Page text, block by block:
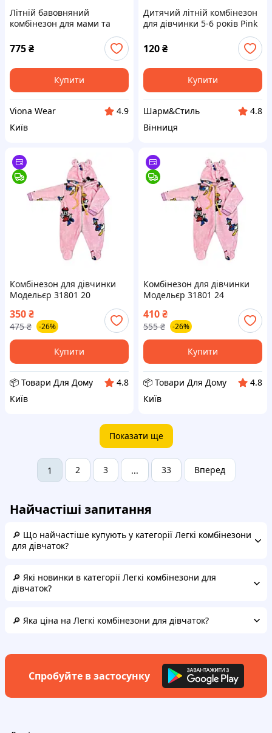
Літній бавовняний
комбінезон для мами та
775₴
Купити
Viona Wear
4.9
Київ
Дитячий літній комбінезон
для дівчинки 5-6 років Pink
120₴
Купити
Шарм&Стиль
4.8
Вінниця
Комбінезон для дівчинки
Модельєр 31801 20
Різнобарвний (18020) D12-
2026
350₴
475 ₴ -26%
Купити
📦 Товари Для Дому
4.8
Київ
Комбінезон для дівчинки
Модельєр 31801 24
Різнобарвний (18022) D12-
2026
410₴
555 ₴ -26%
Купити
📦 Товари Для Дому
4.8
Київ
Показати ще
1 2 3 ... 33 Вперед
Найчастіші запитання
🔎 Що найчастіше купують у категорії Легкі комбінезони
для дівчаток?
🔎 Які новинки в категорії Легкі комбінезони для
дівчаток?
🔎 Яка ціна на Легкі комбінезони для дівчаток?
Спробуйте в застосунку